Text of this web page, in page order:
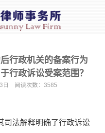
行政机关的备案行为
行政诉讼受案范围？
日 阅读次数：3585
法解释明确了行政诉讼